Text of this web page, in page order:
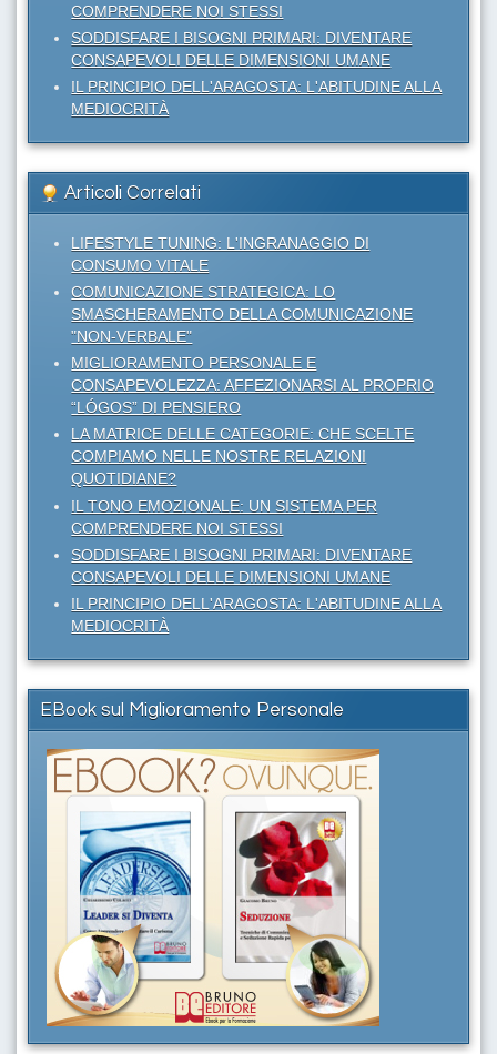
COMPRENDERE NOI STESSI
SODDISFARE I BISOGNI PRIMARI: DIVENTARE
CONSAPEVOLI DELLE DIMENSIONI UMANE
IL PRINCIPIO DELL'ARAGOSTA: L'ABITUDINE ALLA
MEDIOCRITÀ
Articoli Correlati
LIFESTYLE TUNING: L'INGRANAGGIO DI
CONSUMO VITALE
COMUNICAZIONE STRATEGICA: LO
SMASCHERAMENTO DELLA COMUNICAZIONE
"NON-VERBALE"
MIGLIORAMENTO PERSONALE E
CONSAPEVOLEZZA: AFFEZIONARSI AL PROPRIO
“LÓGOS” DI PENSIERO
LA MATRICE DELLE CATEGORIE: CHE SCELTE
COMPIAMO NELLE NOSTRE RELAZIONI
QUOTIDIANE?
IL TONO EMOZIONALE: UN SISTEMA PER
COMPRENDERE NOI STESSI
SODDISFARE I BISOGNI PRIMARI: DIVENTARE
CONSAPEVOLI DELLE DIMENSIONI UMANE
IL PRINCIPIO DELL'ARAGOSTA: L'ABITUDINE ALLA
MEDIOCRITÀ
EBook sul Miglioramento Personale